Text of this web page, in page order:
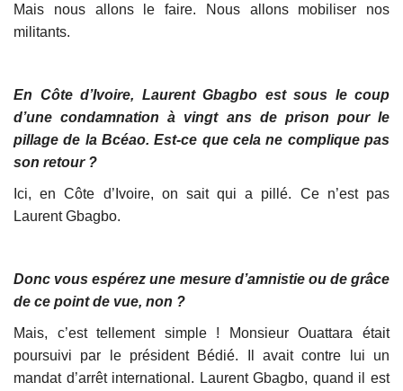
Mais nous allons le faire. Nous allons mobiliser nos
militants.
En Côte d’Ivoire, Laurent Gbagbo est sous le coup
d’une condamnation à vingt ans de prison pour le
pillage de la Bcéao. Est-ce que cela ne complique pas
son retour ?
Ici, en Côte d’Ivoire, on sait qui a pillé. Ce n’est pas
Laurent Gbagbo.
Donc vous espérez une mesure d’amnistie ou de grâce
de ce point de vue, non ?
Mais, c’est tellement simple ! Monsieur Ouattara était
poursuivi par le président Bédié. Il avait contre lui un
mandat d’arrêt international. Laurent Gbagbo, quand il est